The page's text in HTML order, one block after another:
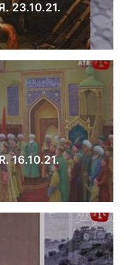
23.10.21.
16.10.21.